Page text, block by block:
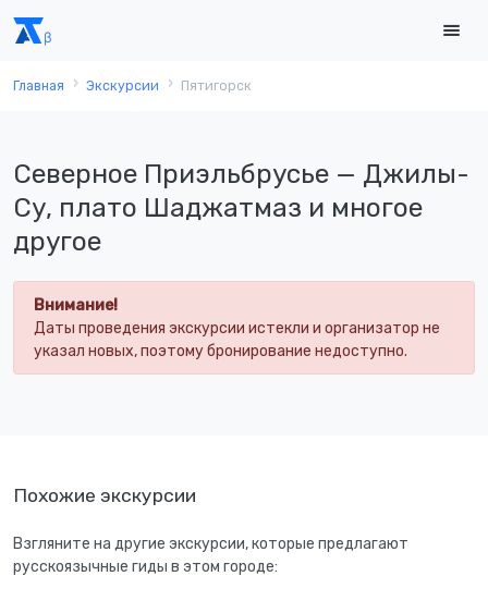
Главная Экскурсии Пятигорск
Северное Приэльбрусье — Джилы-
Су, плато Шаджатмаз и многое
другое
Внимание!
Даты проведения экскурсии истекли и организатор не
указал новых, поэтому бронирование недоступно.
Похожие экскурсии
Взгляните на другие экскурсии, которые предлагают
русскоязычные гиды в этом городе: